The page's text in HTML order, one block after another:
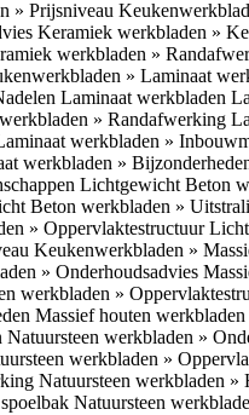
» Prijsniveau
Keramiek werkbladen »
werkbladen »
» Laminaat
Laminaat werkbladen
» Randafwerking
werkbladen »
werkbladen »
Lichtgewicht Beton
Beton werkbladen »
» Oppervlaktestructuur
Keukenwerkbladen »
» Onderhoudsadvies
werkbladen »
Massief houten
Natuursteen werkbladen »
werkbladen »
Natuursteen werkbladen
Natuursteen